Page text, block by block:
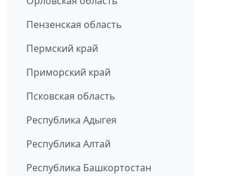
Пензенская область
Пермский край
Приморский край
Псковская область
Республика Адыгея
Республика Алтай
Республика Башкортостан